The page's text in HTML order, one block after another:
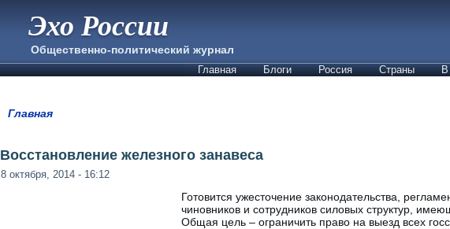
Эхо России
Общественно-политический журнал
Главная Блоги Россия Страны В
Главная
Восстановление железного занавеса
8 октября, 2014 - 16:12
Готовится ужесточение законодательства,
чиновников и сотрудников силовых структур,
Общая цель – ограничить право на выезд всех